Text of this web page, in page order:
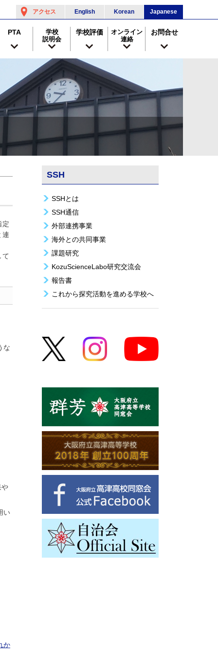
アクセス English Korean Japanese
PTA
学校
説明会
学校評価
オンライン
連絡
お問合せ
定
連
な
や
い
か
SSH
SSHとは
SSH通信
外部連携事業
海外との共同事業
課題研究
KozuScienceLabo研究交流会
報告書
これから探究活動を進める学校へ